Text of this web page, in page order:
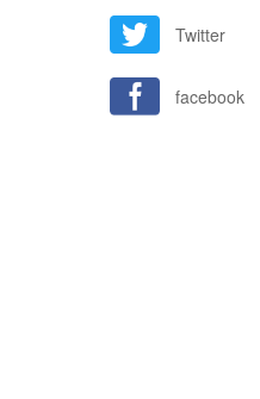
Twitter
facebook